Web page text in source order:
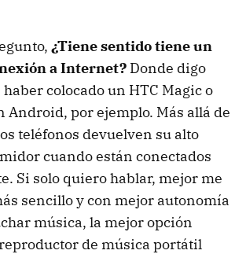
¿Tiene sentido tiene un
a Internet? Donde digo
colocado un HTC Magic o
Android, por ejemplo. Más allá de
teléfonos devuelven su alto
cuando están conectados
Si solo quiero hablar, mejor me
sencillo y con mejor autonomía
música, la mejor opción
de música portátil